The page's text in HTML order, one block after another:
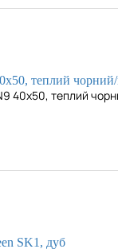
40х50, теплий